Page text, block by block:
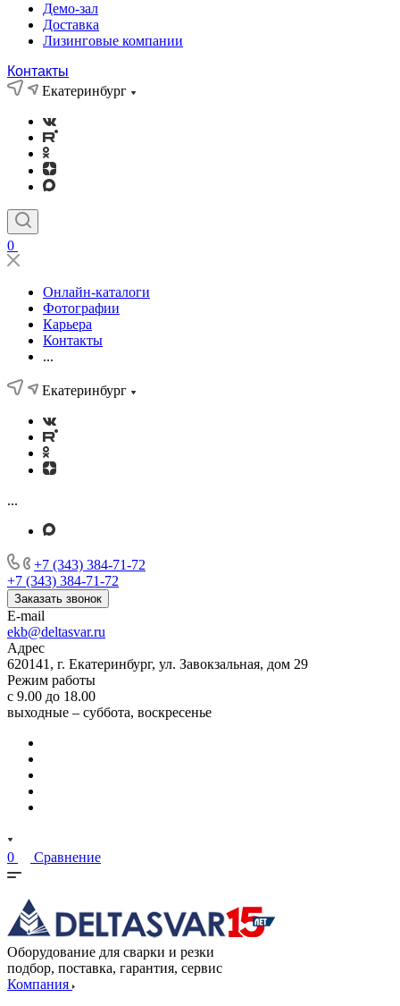
Демо-зал
Доставка
Лизинговые компании
Контакты
Екатеринбург
0
Онлайн-каталоги
Фотографии
Карьера
Контакты
...
Екатеринбург
...
+7 (343) 384-71-72
+7 (343) 384-71-72
Заказать звонок
E-mail
ekb@deltasvar.ru
Адрес
620141, г. Екатеринбург, ул. Завокзальная, дом 29
Режим работы
с 9.00 до 18.00
выходные – суббота, воскресенье
0 Сравнение
Оборудование для сварки и резки
подбор, поставка, гарантия, сервис
Компания